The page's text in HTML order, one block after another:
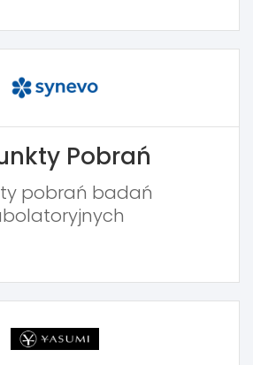
Pobrań
pobrań badań